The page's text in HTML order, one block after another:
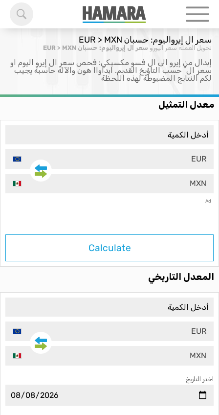
سعر ال إيرواليوم: حسبان EUR > MXN
تحويل العملة سعر اليورو سعر ال إيرواليوم: حسبان EUR > MXN
إبدال من إيرو الى ال فسو مكسيكي: فحص سعر ال إيرو اليوم او
سعر ال ْ حسب التاؤيخ القديم. ابداواا هون والآلة حاسبة يجيب
لكم النتايج المضبوطة لهذه اللحظة
معدل التمثيل
EUR
MXN
Ad
Calculate
المعدل التاريخي
EUR
MXN
اختر التاريخ